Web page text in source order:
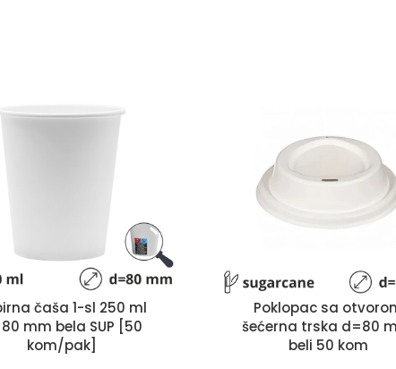
čaša 1-sl 250 ml
mm bela SUP [50
kom/pak]
Poklopac sa
šećerna trska d=80
beli 50 kom